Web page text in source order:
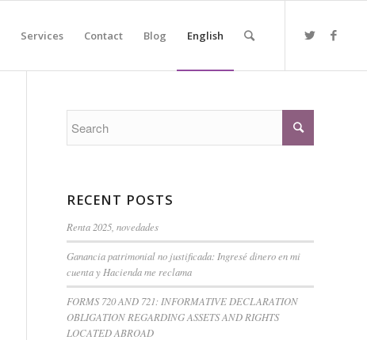
Services Contact Blog English
RECENT POSTS
Renta 2025, novedades
Ganancia patrimonial no justificada: Ingresé dinero en mi
cuenta y Hacienda me reclama
FORMS 720 AND 721: INFORMATIVE DECLARATION
OBLIGATION REGARDING ASSETS AND RIGHTS
LOCATED ABROAD